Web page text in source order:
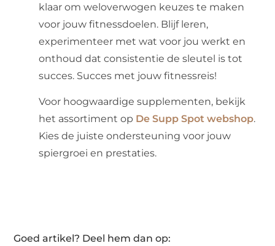
klaar om weloverwogen keuzes te maken
voor jouw fitnessdoelen. Blijf leren,
experimenteer met wat voor jou werkt en
onthoud dat consistentie de sleutel is tot
succes. Succes met jouw fitnessreis!
Voor hoogwaardige supplementen, bekijk
het assortiment op De Supp Spot webshop.
Kies de juiste ondersteuning voor jouw
spiergroei en prestaties.
Goed artikel? Deel hem dan op: